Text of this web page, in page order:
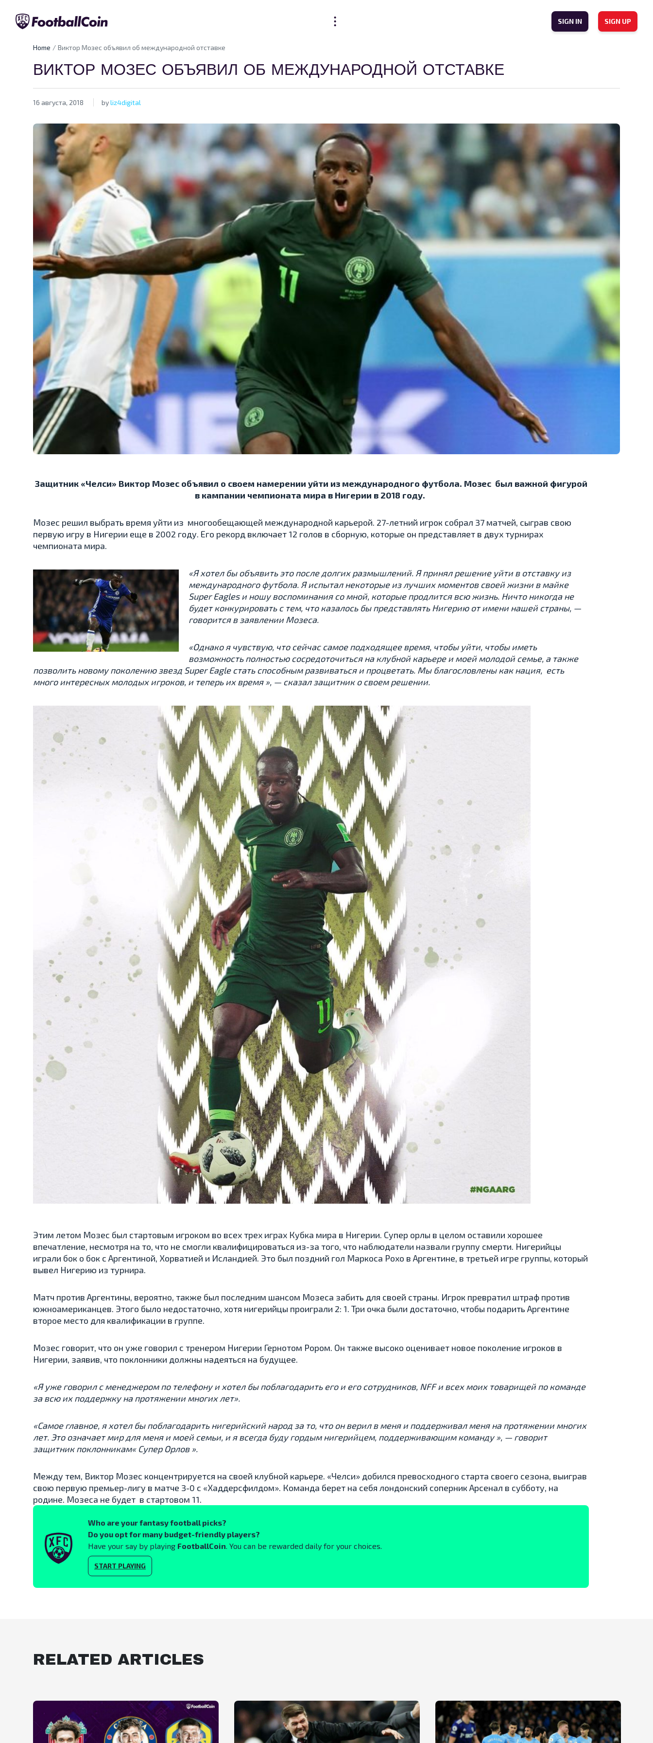
SIGN IN SIGN UP
Home Виктор Мозес объявил об международной отставке
ВИКТОР МОЗЕС ОБЪЯВИЛ ОБ МЕЖДУНАРОДНОЙ ОТСТАВКЕ
16 августа, 2018 byliz4digital
Защитник «Челси» Виктор Мозес объявил о своем намерении уйти из международного футбола. Мозес был важной фигурой
в кампании чемпионата мира в Нигерии в 2018 году.
Мозес решил выбрать время уйти из многообещающей международной карьерой. 27-летний игрок собрал 37 матчей, сыграв свою
первую игру в Нигерии еще в 2002 году. Его рекорд включает 12 голов в сборную, которые он представляет в двух турнирах
чемпионата мира.
«Я хотел бы объявить это после долгих размышлений. Я принял решение уйти в отставку из
международного футбола. Я испытал некоторые из лучших моментов своей жизни в майке
Super Eagles и ношу воспоминания со мной, которые продлится всю жизнь. Ничто никогда не
будет конкурировать с тем, что казалось бы представлять Нигерию от имени нашей страны, —
говорится в заявлении Мозеса.
«Однако я чувствую, что сейчас самое подходящее время, чтобы уйти, чтобы иметь
возможность полностью сосредоточиться на клубной карьере и моей молодой семье, а также
позволить новому поколению звезд Super Eagle стать способным развиваться и процветать. Мы благословлены как нация, есть
много интересных молодых игроков, и теперь их время », — сказал защитник о своем решении.
Этим летом Мозес был стартовым игроком во всех трех играх Кубка мира в Нигерии. Супер орлы в целом оставили хорошее
впечатление, несмотря на то, что не смогли квалифицироваться из-за того, что наблюдатели назвали группу смерти. Нигерийцы
играли бок о бок с Аргентиной, Хорватией и Исландией. Это был поздний гол Маркоса Рохо в Аргентине, в третьей игре группы, который
вывел Нигерию из турнира.
Матч против Аргентины, вероятно, также был последним шансом Мозеса забить для своей страны. Игрок превратил штраф против
южноамериканцев. Этого было недостаточно, хотя нигерийцы проиграли 2: 1. Три очка были достаточно, чтобы подарить Аргентине
второе место для квалификации в группе.
Мозес говорит, что он уже говорил с тренером Нигерии Гернотом Рором. Он также высоко оценивает новое поколение игроков в
Нигерии, заявив, что поклонники должны надеяться на будущее.
«Я уже говорил с менеджером по телефону и хотел бы поблагодарить его и его сотрудников, NFF и всех моих товарищей по команде
за всю их поддержку на протяжении многих лет».
«Самое главное, я хотел бы поблагодарить нигерийский народ за то, что он верил в меня и поддерживал меня на протяжении многих
лет. Это означает мир для меня и моей семьи, и я всегда буду гордым нигерийцем, поддерживающим команду », — говорит
защитник поклонникам« Супер Орлов ».
Между тем, Виктор Мозес концентрируется на своей клубной карьере. «Челси» добился превосходного старта своего сезона, выиграв
свою первую премьер-лигу в матче 3-0 с «Хаддерсфилдом». Команда берет на себя лондонский соперник Арсенал в субботу, на
родине. Мозеса не будет в стартовом 11.
Who are your fantasy football picks?
Do you opt for many budget-friendly players?
Have your say by playing FootballCoin . You can be rewarded daily for your choices.
START PLAYING
RELATED ARTICLES